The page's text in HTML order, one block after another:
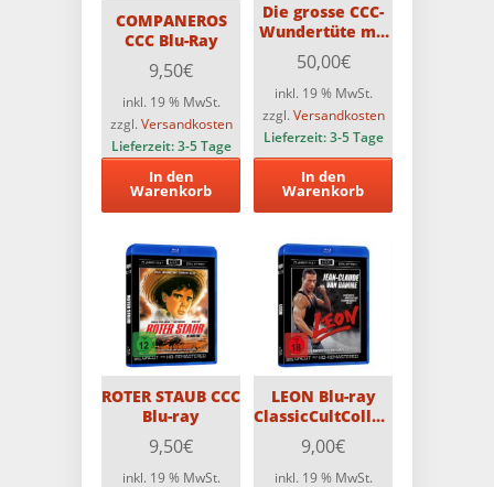
COMPANEROS
CCC Blu-Ray
9,50€
inkl. 19 % MwSt.
zzgl. Versandkosten
Lieferzeit:3-5 Tage
In den
Warenkorb
Die grosse CCC-
Wundertüte mit
10 CCC-Blu-Rays
50,00€
inkl. 19 % MwSt.
zzgl. Versandkosten
Lieferzeit:3-5 Tage
In den
Warenkorb
ROTER STAUB CCC
Blu-ray
9,50€
inkl. 19 % MwSt.
LEON Blu-ray
ClassicCultCollection
35th Anniversary
Director’s Cut
9,00€
inkl. 19 % MwSt.